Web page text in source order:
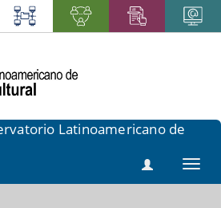
Latinoamericano de